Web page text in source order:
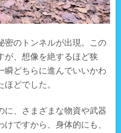
密のトンネルが出現。この
が、想像を絶するほど狭
瞬どちらに進んでいいかわ
どでした。
に、さまざまな物資や武器
ですから、身体的にも、